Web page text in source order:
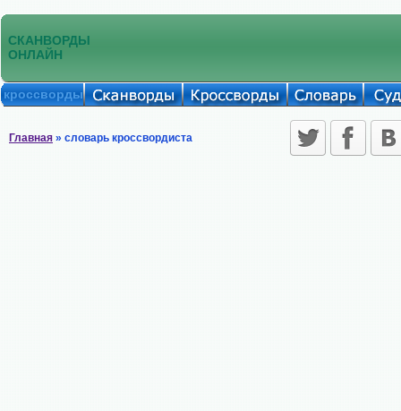
СКАНВОРДЫ
ОНЛАЙН
кроссворды
Главная » словарь кроссвордиста